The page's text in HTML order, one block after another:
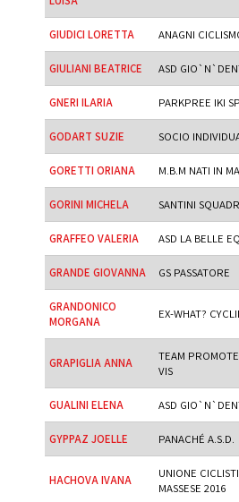
GIUDICI LORETTA ANAGNI
GIULIANI BEATRICE ASD
GNERI ILARIA PARKPREE IKI
GODART SUZIE SOCIO
GORETTI ORIANA M.B.M NATI IN
GORINI MICHELA SANTINI
GRAFFEO VALERIA ASD LA BELLE
GRANDE GIOVANNA GS PASSATORE
GRANDONICO
MORGANA
EX-WHAT?
GRAPIGLIA ANNA
TEAM
VIS
GUALINI ELENA ASD
GYPPAZ JOELLE PANACHÉ A.S.D.
HACHOVA IVANA
UNIONE
MASSESE 2016